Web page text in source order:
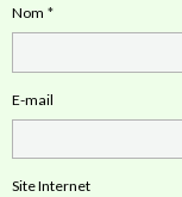
Nom
E-mail
Site Internet